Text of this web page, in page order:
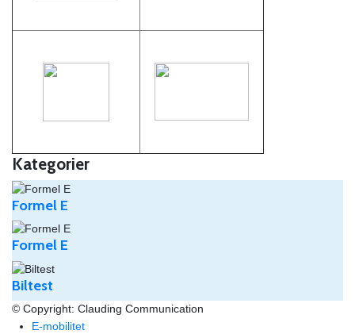
Kategorier
Formel E
Formel E
Biltest
© Copyright: Clauding Communication
E-mobilitet